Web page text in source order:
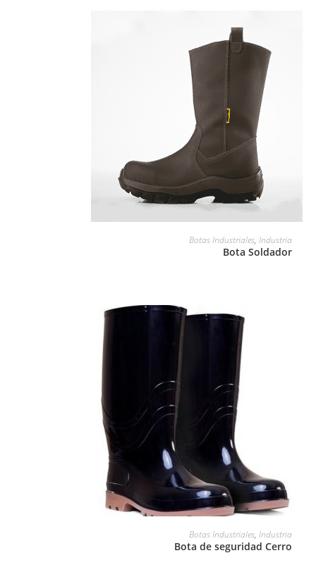
Botas Industriales,Industria
Bota Soldador
Botas Industriales,Industria
Bota de seguridad Cerro